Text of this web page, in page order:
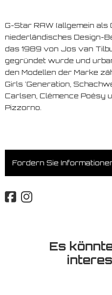
G-Star RAW (allgemein als
niederländisches Design-
das 1989 von Jos van
gegründet wurde und
den Modellen der Marke
Girls 'Generation,
Carlsen, Clémence Poésy
Pizzorno.
Fordern Sie
Es